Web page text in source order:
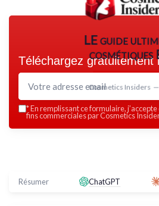
LE guide
cosmétiques
Cosmetics Insiders
Téléchargez gratuitement
*En remplissant ce formulaire,
fins commerciales par Cosmetics
Résumer ChatGPT